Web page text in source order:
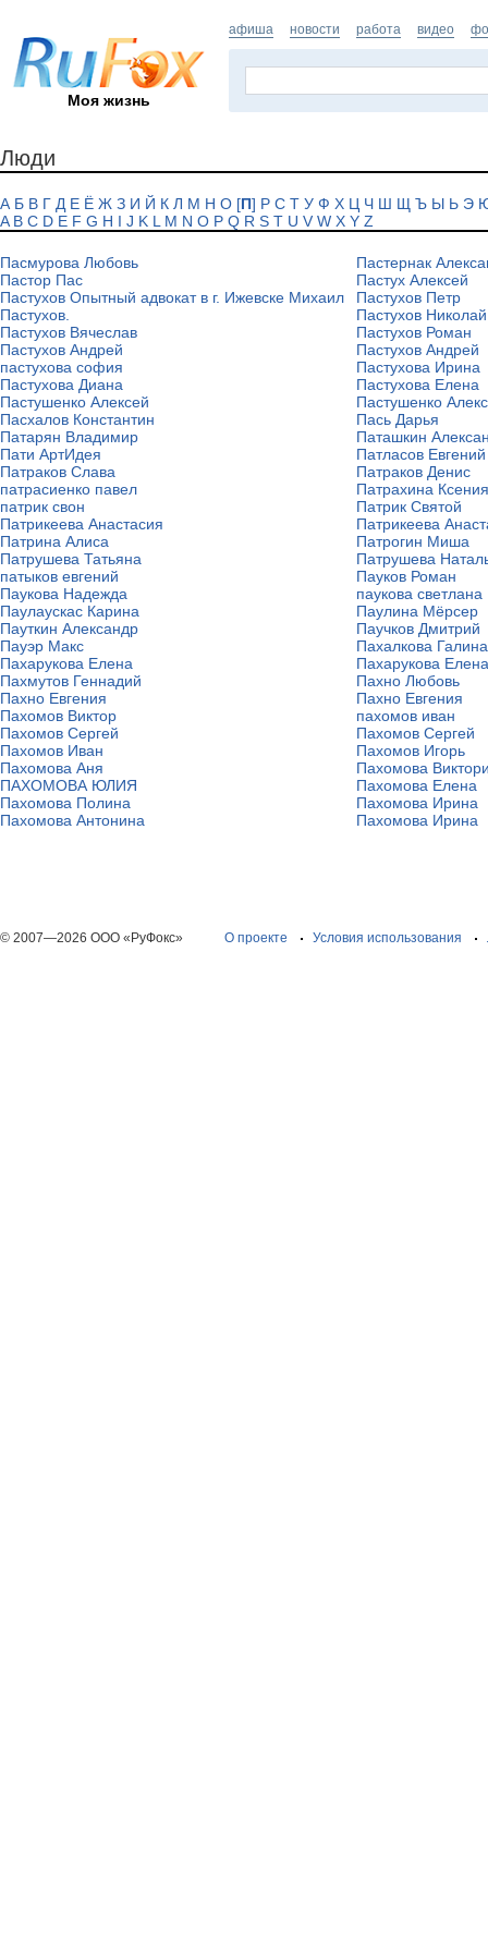
Моя жизнь
афиша новости работа видео
Люди
А Б В Г Д Е Ё Ж З И Й К Л М Н О [П] Р С Т У Ф Х Ц Ч Ш Щ Ъ Ы Ь Э
A B C D E F G H I J K L M N O P Q R S T U V W X Y Z
Пасмурова Любовь
Пастернак
Пастор Пас
Пастух Алексей
Пастухов Опытный адвокат в г. Ижевске Михаил
Пастухов.
Пастухов Петр
Пастухов Николай
Пастухов Вячеслав
Пастухов Роман
Пастухов Андрей
Пастухов Андрей
пастухова софия
Пастухова Ирина
Пастухова Диана
Пастухова Елена
Пастушенко Алексей
Пастушенко
Пасхалов Константин
Пась Дарья
Патарян Владимир
Паташкин
Пати АртИдея
Патласов Евгений
Патраков Слава
Патраков Денис
патрасиенко павел
Патрахина Ксения
патрик свон
Патрик Святой
Патрикеева Анастасия
Патрикеева
Патрина Алиса
Патрогин Миша
Патрушева Татьяна
Патрушева
патыков евгений
Пауков Роман
Паукова Надежда
паукова светлана
Паулаускас Карина
Паулина Мёрсер
Пауткин Александр
Паучков Дмитрий
Пауэр Макс
Пахалкова Галина
Пахарукова Елена
Пахарукова Елена
Пахмутов Геннадий
Пахно Любовь
Пахно Евгения
Пахно Евгения
Пахомов Виктор
пахомов иван
Пахомов Сергей
Пахомов Сергей
Пахомов Иван
Пахомов Игорь
Пахомова Аня
Пахомова
ПАХОМОВА ЮЛИЯ
Пахомова Елена
Пахомова Полина
Пахомова Ирина
Пахомова Антонина
Пахомова Ирина
© 2007—2026 ООО «РуФокс» О проекте Условия использования